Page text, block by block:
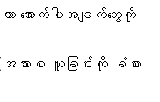
အောက်ပါအချက်တွေကို
သားစ ယူခြင်းကို ခံစား